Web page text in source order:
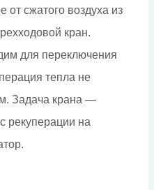
от сжатого воздуха из
кран.
для переключения
тепла не
Задача крана —
рекуперации на